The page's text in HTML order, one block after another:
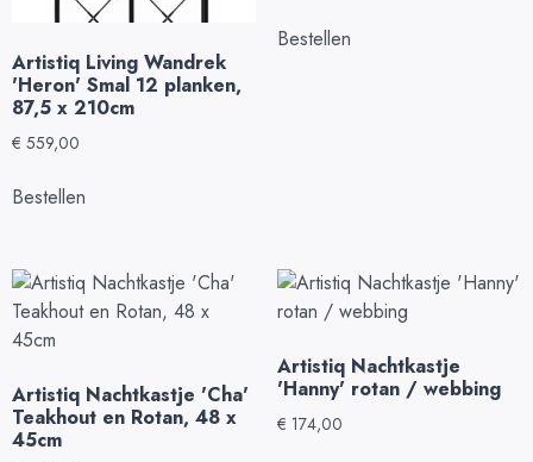
Artistiq Living Wandrek
'Heron' Smal 12 planken,
87,5 x 210cm
€ 559,00
Bestellen
Bestellen
Artistiq Nachtkastje 'Cha'
Teakhout en Rotan, 48 x
45cm
Artistiq Nachtkastje
'Hanny' rotan / webbing
€ 174,00